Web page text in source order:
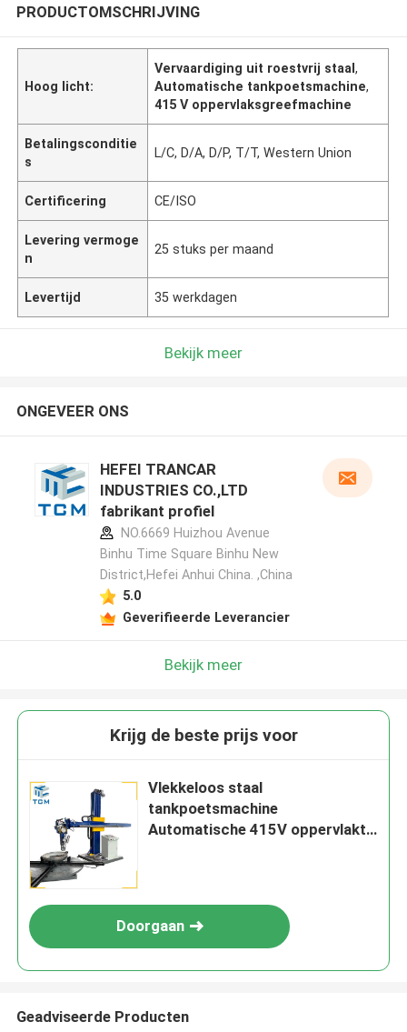
PRODUCTOMSCHRIJVING
Hoog licht:
Vervaardiging uit roestvrij staal,
Automatische tankpoetsmachine,
415 V oppervlaksgreefmachine
Betalingsconditie
s
L/C, D/A, D/P, T/T, Western Union
Certificering CE/ISO
Levering vermoge
n
25 stuks per maand
Levertijd 35 werkdagen
Bekijk meer
ONGEVEER ONS
HEFEI TRANCAR
INDUSTRIES CO.,LTD
fabrikant profiel
NO.6669 Huizhou Avenue
Binhu Time Square Binhu New
District,Hefei Anhui China. ,China
5.0
Geverifieerde Leverancier
Bekijk meer
Krijg de beste prijs voor
Vlekkeloos staal
tankpoetsmachine
Automatische 415V oppervlakte
Doorgaan
Geadviseerde Producten